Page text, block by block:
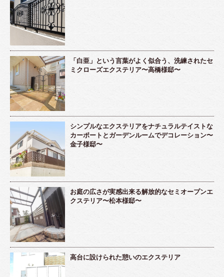
「白亜」という言葉がよく似合う、洗練されたセ
ミクローズエクステリア〜高橋様邸〜
シンプルなエクステリアをナチュラルテイストな
カーポートとガーデンルームでデコレーション〜
金子様邸〜
お庭の広さが実感出来る解放的なセミオープンエ
クステリア〜松本様邸〜
高台に設けられた憩いのエクステリア